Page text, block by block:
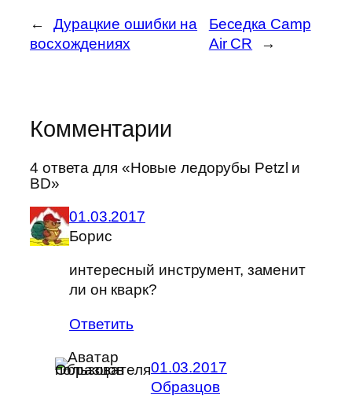
←
Дурацкие ошибки на
восхождениях
Беседка Camp
Air CR
→
Комментарии
4 ответа для «Новые ледорубы Petzl и
BD»
01.03.2017
Борис
интересный инструмент, заменит
ли он кварк?
Ответить
01.03.2017
Образцов